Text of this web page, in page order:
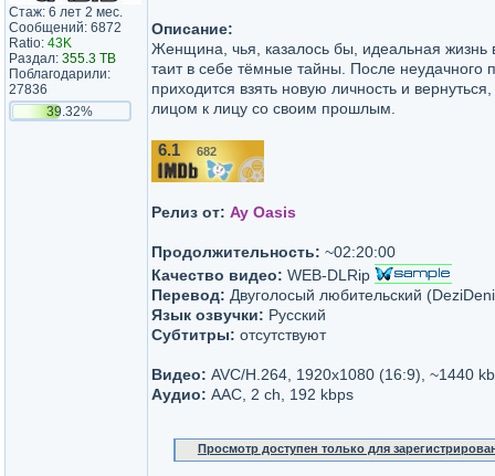
Стаж: 6 лет 2 мес.
Сообщений: 6872
Ratio: 43K
Раздал: 355.3 TB
Поблагодарили:
27836
39.32%
Описание:
Женщина, чья, казалось бы, идеальная жизнь
таит в себе тёмные тайны. После неудачного
приходится взять новую личность и
лицом к лицу со своим прошлым.
6.1 682
Релиз от: Ay Oasis
Продолжительность: ~02:20:00
Качество видео: WEB-DLRip
Перевод: Двуголосый любительский
Язык озвучки: Русский
Субтитры: отсутствуют
Видео: AVC/H.264, 1920x1080 (16:9), ~1440
Аудио: AAC, 2 ch, 192 kbps
Просмотр доступен только для